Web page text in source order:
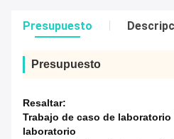
Presupuesto
Presupuesto
Resaltar:
Trabajo de caso de
laboratorio